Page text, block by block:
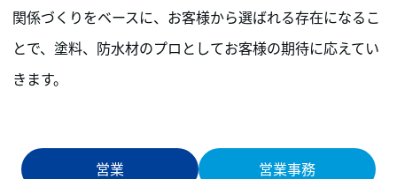
関係づくりをベースに、お客様から選ばれる存在になるこ
とで、塗料、防水材のプロとしてお客様の期待に応えてい
きます。
営業 営業事務